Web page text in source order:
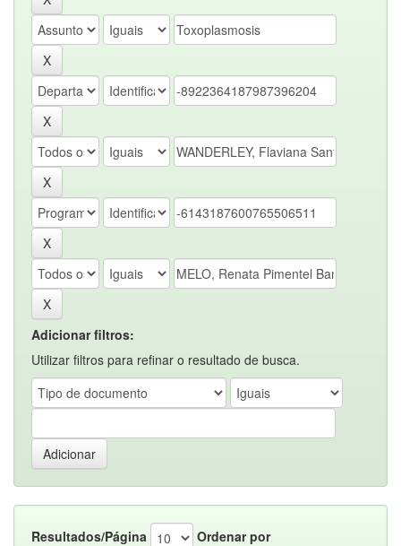
Adicionar filtros:
Utilizar filtros para refinar o resultado de busca.
Resultados/Página
Ordenar por